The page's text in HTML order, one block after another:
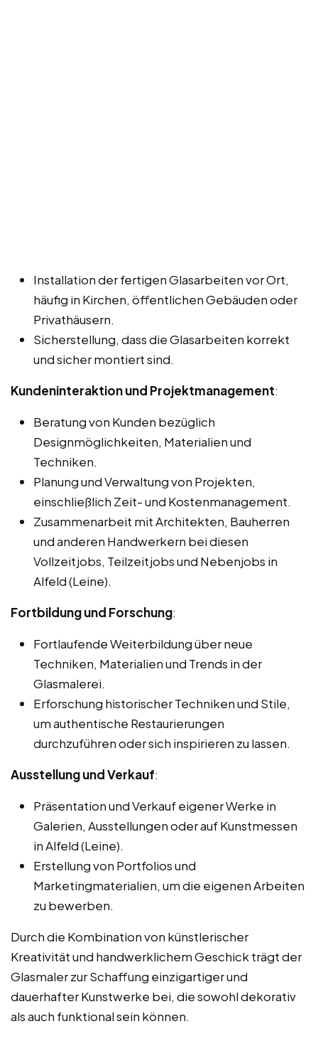
Installation der fertigen Glasarbeiten vor Ort,
häufig in Kirchen, öffentlichen Gebäuden oder
Privathäusern.
Sicherstellung, dass die Glasarbeiten korrekt
und sicher montiert sind.
Kundeninteraktion und Projektmanagement:
Beratung von Kunden bezüglich
Designmöglichkeiten, Materialien und
Techniken.
Planung und Verwaltung von Projekten,
einschließlich Zeit- und Kostenmanagement.
Zusammenarbeit mit Architekten, Bauherren
und anderen Handwerkern bei diesen
Vollzeitjobs, Teilzeitjobs und Nebenjobs in
Alfeld (Leine).
Fortbildung und Forschung:
Fortlaufende Weiterbildung über neue
Techniken, Materialien und Trends in der
Glasmalerei.
Erforschung historischer Techniken und Stile,
um authentische Restaurierungen
durchzuführen oder sich inspirieren zu lassen.
Ausstellung und Verkauf:
Präsentation und Verkauf eigener Werke in
Galerien, Ausstellungen oder auf Kunstmessen
in Alfeld (Leine).
Erstellung von Portfolios und
Marketingmaterialien, um die eigenen Arbeiten
zu bewerben.
Durch die Kombination von künstlerischer
Kreativität und handwerklichem Geschick trägt der
Glasmaler zur Schaffung einzigartiger und
dauerhafter Kunstwerke bei, die sowohl dekorativ
als auch funktional sein können.